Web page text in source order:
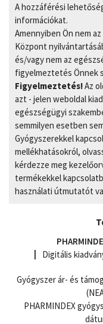
A hozzáférési
információkat.
Amennyiben Ön nem
Központ
és/vagy nem az
figyelmeztetés Önnek
Figyelmeztetés!Az
azt - jelen weboldal
egészségügyi
semmilyen esetben
Gyógyszerekkel
mellékhatásokról,
kérdezze meg
termékekkel
használati útmutatót
Digitális
Gyógyszer ár- és
PHARMINDEX